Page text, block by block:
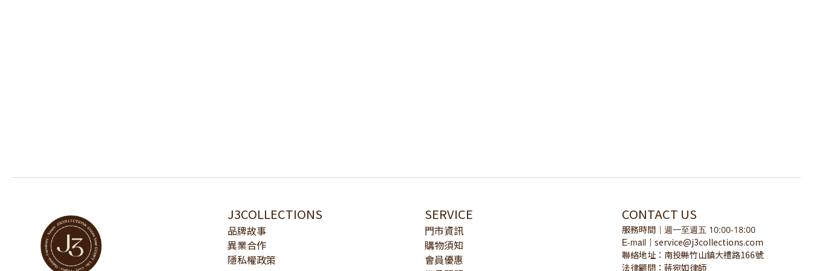
J3COLLECTIONS
品牌故事
異業合作
隱私權政策
SERVICE
門市資訊
購物須知
會員優惠
CONTACT US
服務時間 ｜ 週一至週五 10:00-18:00
E-mail ｜ service@j3collections.com
聯絡地址：南投縣竹山鎮大禮路166號
法律顧問：蔣宛如律師